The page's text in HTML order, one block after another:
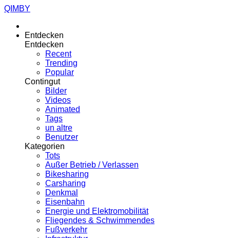
QIMBY
Entdecken
Entdecken
Recent
Trending
Popular
Contingut
Bilder
Videos
Animated
Tags
un altre
Benutzer
Kategorien
Tots
Außer Betrieb / Verlassen
Bikesharing
Carsharing
Denkmal
Eisenbahn
Energie und Elektromobilität
Fliegendes & Schwimmendes
Fußverkehr